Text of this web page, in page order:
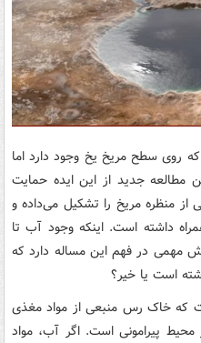
روی سطح مریخ یخ وجود دارد اما
مطالعه جدید از این ایده حمایت
منظره مریخ را تشکیل می‌داده و
داشته است. اینکه وجود آب تا
مهمی در فهم این مساله دارد که
است یا خیر؟
که خاک رس منبعی از مواد مغذی
پیرامونی است. اگر آب، مواد